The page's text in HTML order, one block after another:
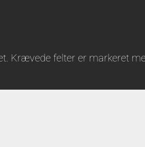
Krævede felter er markeret